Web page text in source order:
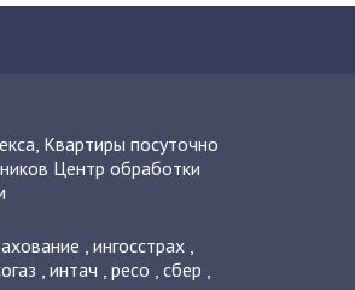
, Квартиры посуточно
Центр обработки
, ингосстрах,
, интач , ресо , сбер ,